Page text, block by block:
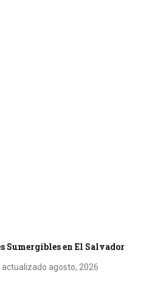
Sumergibles en El Salvador
agosto, 2026